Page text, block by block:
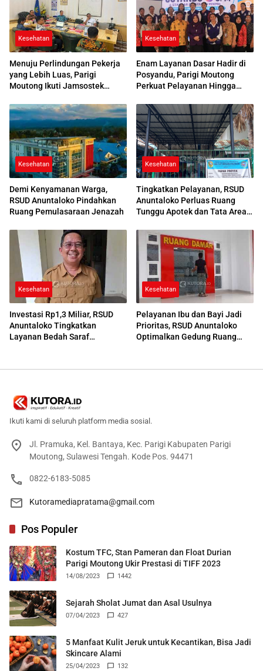
Kesehatan
Menuju Perlindungan Pekerja
yang Lebih Luas, Parigi
Moutong Ikuti Jamsostek
Kesehatan
Enam Layanan Dasar Hadir di
Posyandu, Parigi Moutong
Perkuat Pelayanan Hingga
Kesehatan
Demi Kenyamanan Warga,
RSUD Anuntaloko Pindahkan
Ruang Pemulasaraan Jenazah
Kesehatan
Tingkatkan Pelayanan, RSUD
Anuntaloko Perluas Ruang
Tunggu Apotek dan Tata Area
Kesehatan
Investasi Rp1,3 Miliar, RSUD
Anuntaloko Tingkatkan
Layanan Bedah Saraf
Kesehatan
Pelayanan Ibu dan Bayi Jadi
Prioritas, RSUD Anuntaloko
Optimalkan Gedung Ruang
Ikuti kami di seluruh platform media sosial.
Jl. Pramuka, Kel. Bantaya, Kec. Parigi Kabupaten Parigi
Moutong, Sulawesi Tengah. Kode Pos. 94471
0822-6183-5085
Kutoramediapratama@gmail.com
Pos Populer
Kostum TFC, Stan Pameran dan Float Durian
Parigi Moutong Ukir Prestasi di TIFF 2023
14/08/2023 1442
Sejarah Sholat Jumat dan Asal Usulnya
07/04/2023 427
5 Manfaat Kulit Jeruk untuk Kecantikan, Bisa Jadi
Skincare Alami
25/04/2023 132